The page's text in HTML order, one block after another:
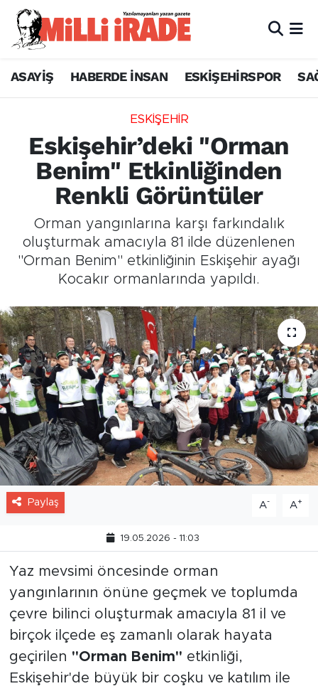
ASAYİŞ HABERDE İNSAN ESKİŞEHİRSPOR
ESKİŞEHİR
Eskişehir’deki "Orman
Benim" Etkinliğinden
Renkli Görüntüler
Orman yangınlarına karşı farkındalık
oluşturmak amacıyla 81 ilde düzenlenen
"Orman Benim" etkinliğinin Eskişehir ayağı
Kocakır ormanlarında yapıldı.
Paylaş A- A+
19.05.2026 - 11:03
Yaz mevsimi öncesinde orman
yangınlarının önüne geçmek ve toplumda
çevre bilinci oluşturmak amacıyla 81 il ve
birçok ilçede eş zamanlı olarak hayata
geçirilen "Orman Benim" etkinliği,
Eskişehir'de büyük bir coşku ve katılım ile